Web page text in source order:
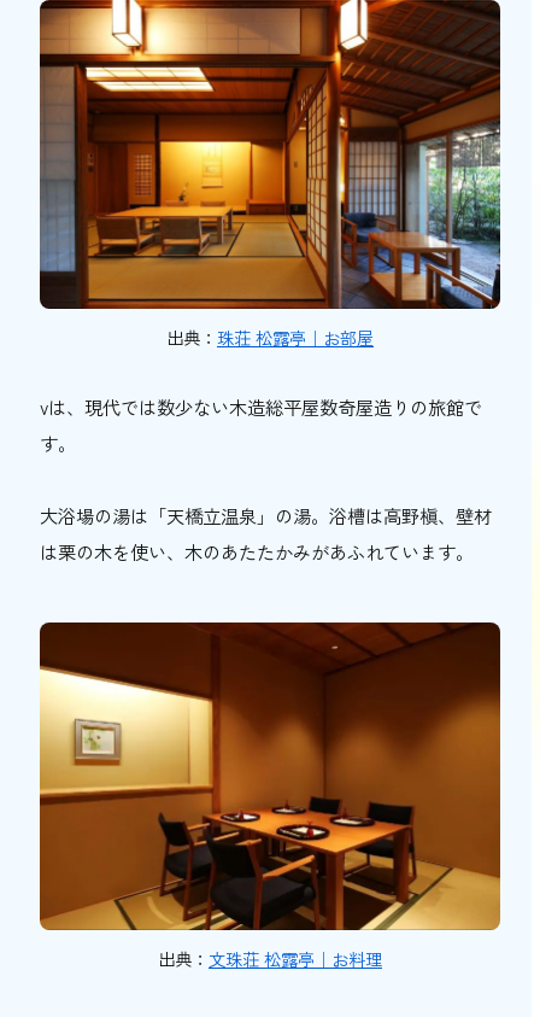
出典： 珠荘 松露亭｜お部屋
vは、現代では数少ない木造総平屋数奇屋造りの旅館で
す。
大浴場の湯は「天橋立温泉」の湯。浴槽は高野槇、壁材
は栗の木を使い、木のあたたかみがあふれています。
出典： 文珠荘 松露亭｜お料理